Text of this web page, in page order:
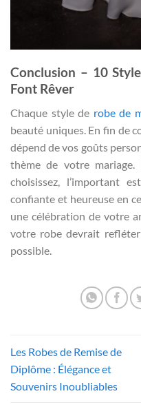
Conclusion – 10
Font Rêver
Chaque style de robe de
beauté uniques. En fin de
dépend de vos goûts
thème de votre
choisissez, l’important
confiante et heureuse en
une célébration de votre
votre robe devrait
possible.
Les Robes de Remise de
Diplôme : Élégance et
Souvenirs Inoubliables